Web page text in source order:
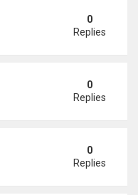
0
Replies
thế giới
0
Replies
ở tuổi 70
0
Replies